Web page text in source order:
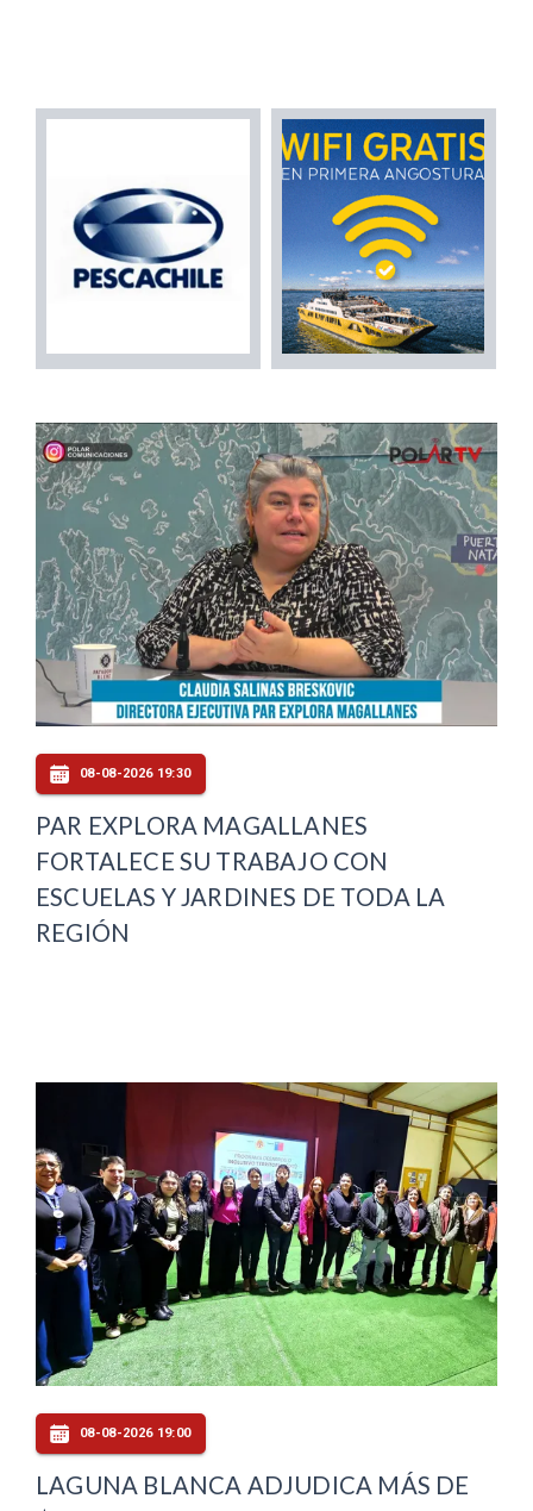
08-08-2026 19:30
PAR EXPLORA MAGALLANES
FORTALECE SU TRABAJO CON
ESCUELAS Y JARDINES DE TODA LA
REGIÓN
08-08-2026 19:00
LAGUNA BLANCA ADJUDICA MÁS DE